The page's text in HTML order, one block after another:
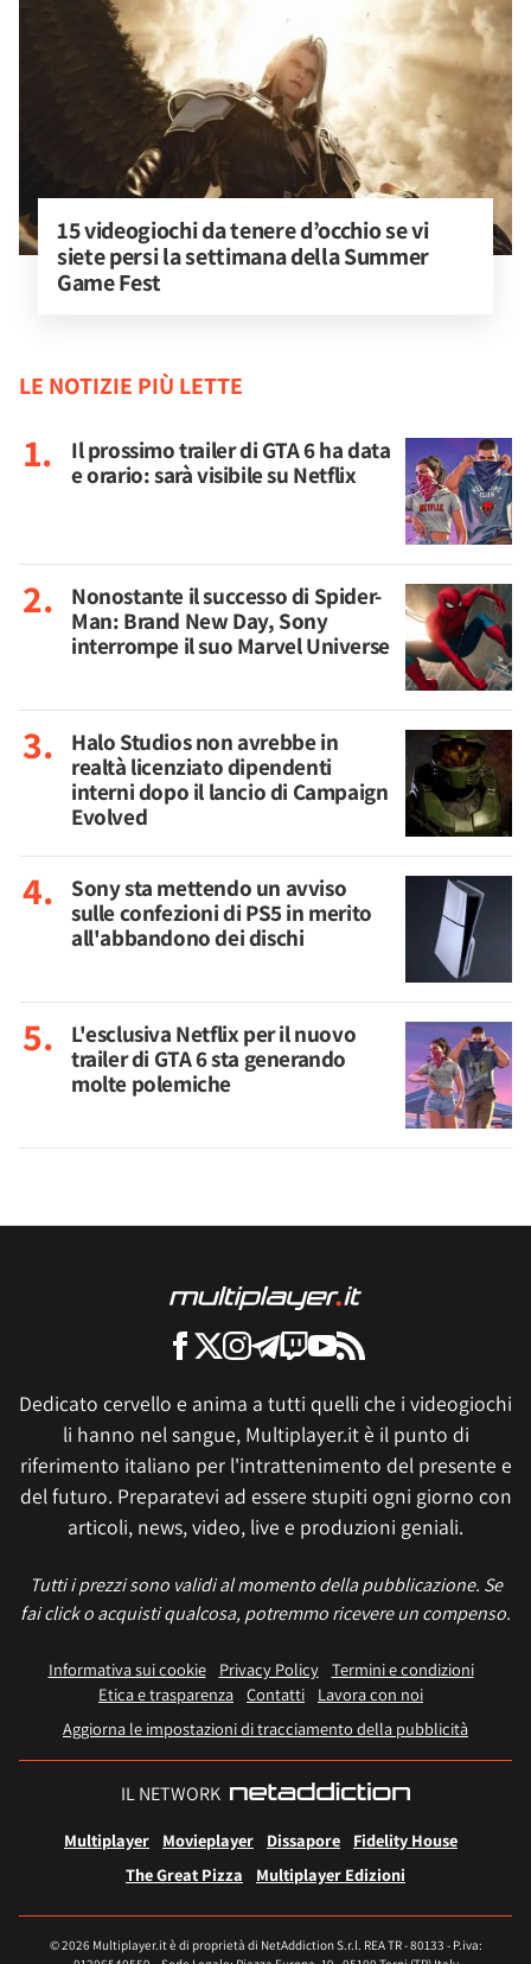
15 videogiochi da tenere d’occhio se vi
siete persi la settimana della Summer
Game Fest
LE NOTIZIE PIÙ LETTE
Il prossimo trailer di GTA 6 ha data
e orario: sarà visibile su Netflix
Nonostante il successo di Spider-
Man: Brand New Day, Sony
interrompe il suo Marvel Universe
Halo Studios non avrebbe in
realtà licenziato dipendenti
interni dopo il lancio di Campaign
Evolved
Sony sta mettendo un avviso
sulle confezioni di PS5 in merito
all'abbandono dei dischi
L'esclusiva Netflix per il nuovo
trailer di GTA 6 sta generando
molte polemiche
Dedicato cervello e anima a tutti quelli che i videogiochi
li hanno nel sangue, Multiplayer.it è il punto di
riferimento italiano per l'intrattenimento del presente e
del futuro. Preparatevi ad essere stupiti ogni giorno con
articoli, news, video, live e produzioni geniali.
Tutti i prezzi sono validi al momento della pubblicazione. Se
fai click o acquisti qualcosa, potremmo ricevere un compenso.
Informativa sui cookie Privacy Policy
Termini e condizioni
Etica e trasparenza Contatti
Lavora con noi
Aggiorna le impostazioni di tracciamento della pubblicità
IL NETWORK
Multiplayer Movieplayer Dissapore
Fidelity House
The Great Pizza
Multiplayer Edizioni
© 2026 Multiplayer.it è di proprietà di NetAddiction S.r.l. REA TR - 80133 - P.iva: